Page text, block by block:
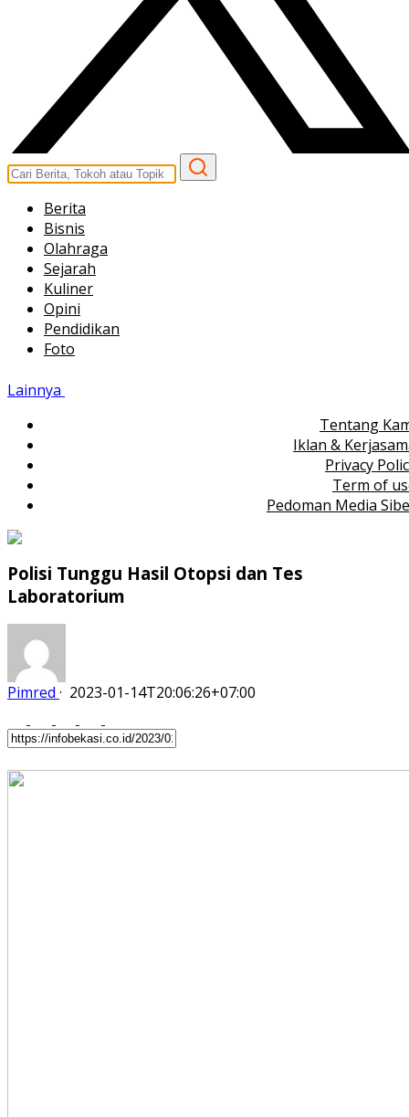
Berita
Bisnis
Olahraga
Sejarah
Kuliner
Opini
Pendidikan
Foto
Lainnya
Tentang
Iklan &
Privacy
Term of
Pedoman Media
Polisi Tunggu Hasil Otopsi dan Tes
Laboratorium
Pimred · 2023-01-14T20:06:26+07:00